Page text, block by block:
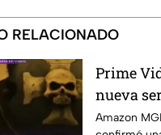
RELACIONADO
Prime
nueva
de
Amazon